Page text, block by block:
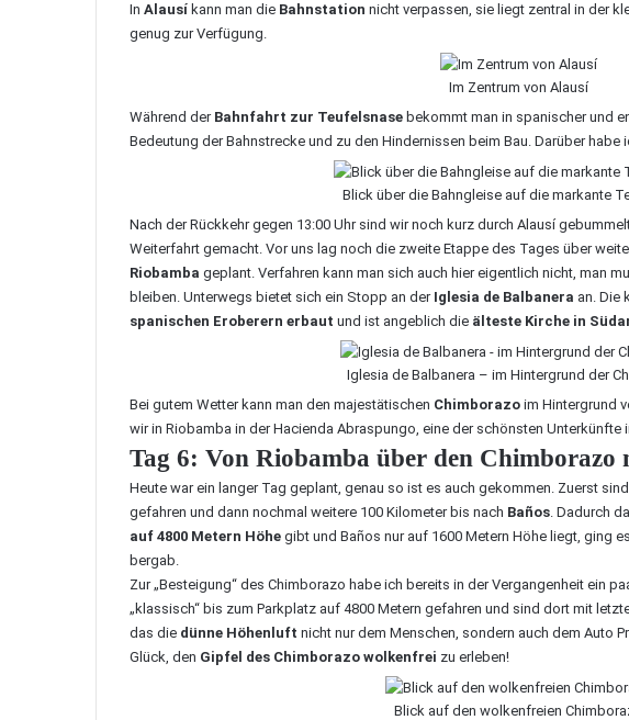
In Alausí kann man die Bahnstation nicht verpassen, sie liegt zentral in der
genug zur Verfügung.
Im Zentrum von Alausí
Während der Bahnfahrt zur Teufelsnase bekommt man in spanischer und
Bedeutung der Bahnstrecke und zu den Hindernissen beim Bau. Darüber habe
Blick über die Bahngleise auf die markante
Nach der Rückkehr gegen 13:00 Uhr sind wir noch kurz durch Alausí
Weiterfahrt gemacht. Vor uns lag noch die zweite Etappe des Tages über
Riobamba geplant. Verfahren kann man sich auch hier eigentlich nicht, man
bleiben. Unterwegs bietet sich ein Stopp an der Iglesia de Balbanera an. Die
spanischen Eroberern erbaut und ist angeblich die älteste Kirche in
Iglesia de Balbanera – im Hintergrund der
Bei gutem Wetter kann man den majestätischen Chimborazo im Hintergrund
wir in Riobamba in derHacienda Abraspungo, eine der schönsten Unterkünfte
Tag 6: Von Riobamba über den Chimborazo
Heute war ein langer Tag geplant, genau so ist es auch gekommen. Zuerst
gefahren und dann nochmal weitere 100 Kilometer bis nach Baños. Dadurch
auf 4800 Metern Höhe gibt und Baños nur auf 1600 Metern Höhe liegt, ging
bergab.
Zur„Besteigung“ des Chimborazo habe ich bereits in der Vergangenheit ein
„klassisch“ bis zum Parkplatz auf 4800 Metern gefahren und sind dort mit
das die dünne Höhenluft nicht nur dem Menschen, sondern auch dem Auto
Glück, den Gipfel des Chimborazo wolkenfrei zu erleben!
Blick auf den wolkenfreien